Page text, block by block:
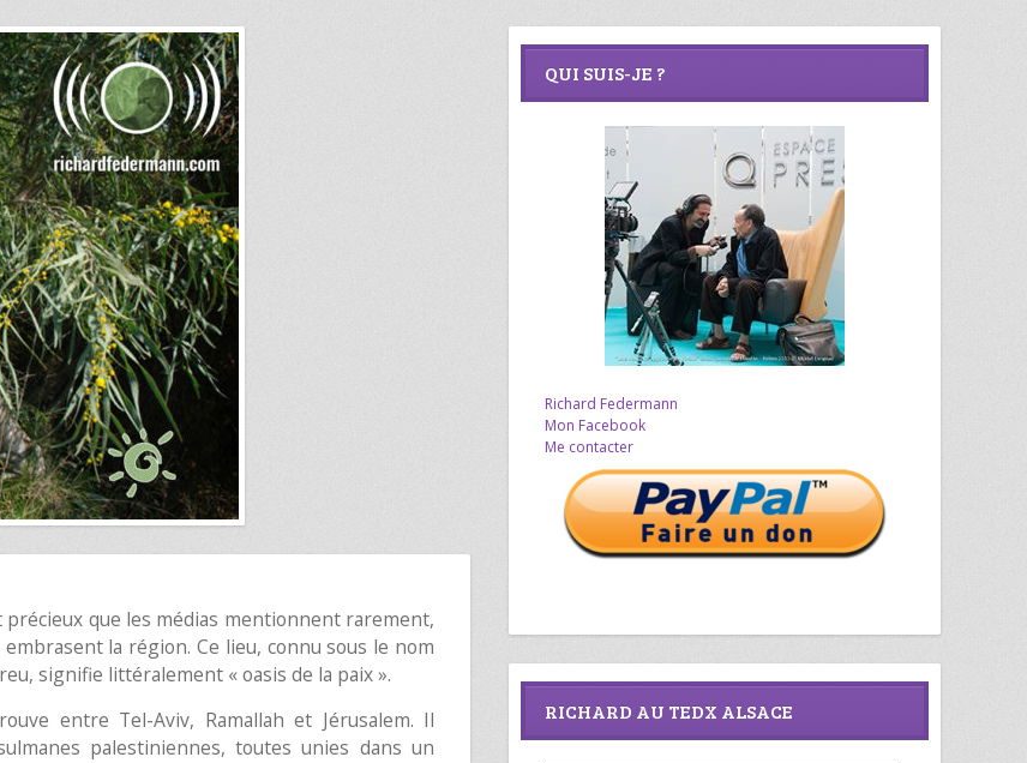
que les médias mentionnent rarement,
la région. Ce lieu, connu sous le nom
signifie littéralement « oasis de la paix ».
entre Tel-Aviv, Ramallah et Jérusalem. Il
palestiniennes, toutes unies dans un
QUI SUIS-JE ?
Richard Federmann
Mon Facebook
Me contacter
RICHARD AU TEDX ALSACE